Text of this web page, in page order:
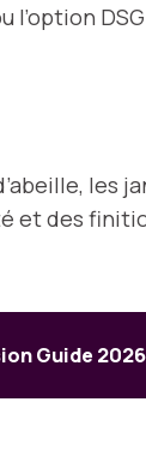
l’option
les
et des
Guide 2026